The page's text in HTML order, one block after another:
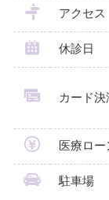
アクセス
休診日
カード決
医療ロー
駐車場